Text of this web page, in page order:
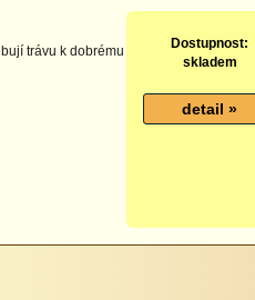
trávu k dobrému
Dostupnost:
skladem